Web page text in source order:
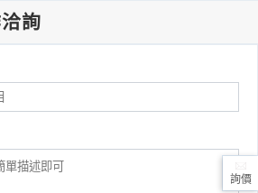
詢
詢價